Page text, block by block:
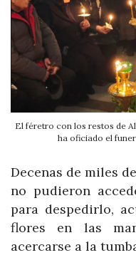
El féretro con los restos de
ha oficiado el
Decenas de miles
no pudieron
para despedirlo,
flores en las
acercarse a la